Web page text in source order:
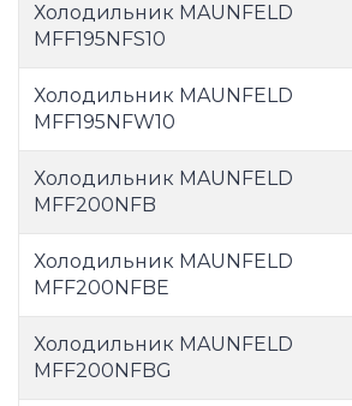
Холодильник MAUNFELD
MFF195NFS10
Холодильник MAUNFELD
MFF195NFW10
Холодильник MAUNFELD
MFF200NFB
Холодильник MAUNFELD
MFF200NFBE
Холодильник MAUNFELD
MFF200NFBG